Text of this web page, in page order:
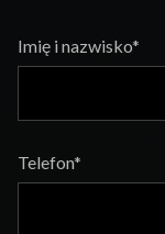
Imię i nazwisko*
Telefon*